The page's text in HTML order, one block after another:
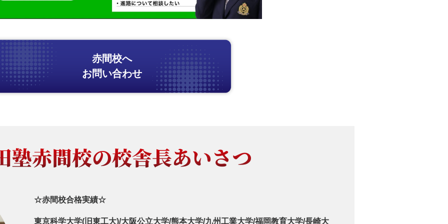
赤間校へ
お問い合わせ
塾赤間校の校舎長あいさつ
☆赤間校合格実績☆
東京科学大学(旧東工大)/大阪公立大学/熊本大学/九州工業大学/福岡教育大学/長崎大